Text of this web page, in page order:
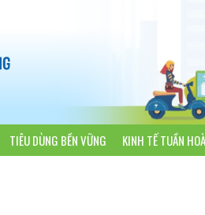
TIÊU DÙNG BỀN VỮNG KINH TẾ TUẦN